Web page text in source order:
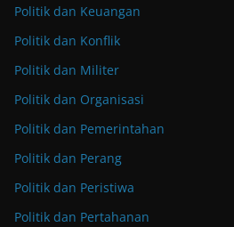
Politik dan Keuangan
Politik dan Konflik
Politik dan Militer
Politik dan Organisasi
Politik dan Pemerintahan
Politik dan Perang
Politik dan Peristiwa
Politik dan Pertahanan